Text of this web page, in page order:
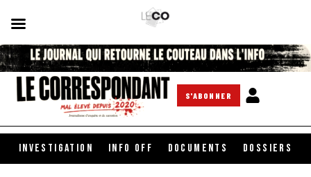
S'ABONNER
INVESTIGATION INFO OFF DOCUMENTS DOSSIERS